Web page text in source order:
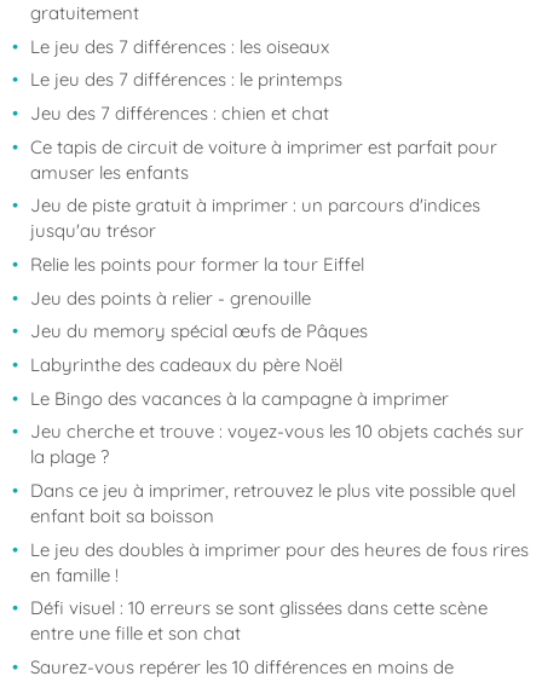
gratuitement
Le jeu des 7 différences : les oiseaux
Le jeu des 7 différences : le printemps
Jeu des 7 différences : chien et chat
Ce tapis de circuit de voiture à imprimer est parfait pour
amuser les enfants
Jeu de piste gratuit à imprimer : un parcours d'indices
jusqu'au trésor
Relie les points pour former la tour Eiffel
Jeu des points à relier - grenouille
Jeu du memory spécial œufs de Pâques
Labyrinthe des cadeaux du père Noël
Le Bingo des vacances à la campagne à imprimer
Jeu cherche et trouve : voyez-vous les 10 objets cachés sur
la plage ?
Dans ce jeu à imprimer, retrouvez le plus vite possible quel
enfant boit sa boisson
Le jeu des doubles à imprimer pour des heures de fous rires
en famille !
Défi visuel : 10 erreurs se sont glissées dans cette scène
entre une fille et son chat
Saurez-vous repérer les 10 différences en moins de